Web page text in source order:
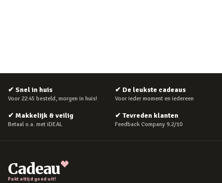
✔ Snel in huis
Voor 22:45 besteld, morgen in huis!
✔ De leukste cadeaus
Voor ieder moment en iedereen
✔ Makkelijk & veilig
Betaal o.a. met iDEAL
✔ Tevreden klanten
Feedback Company 9.2/10
Cadeau
Pakt altijd goed uit!